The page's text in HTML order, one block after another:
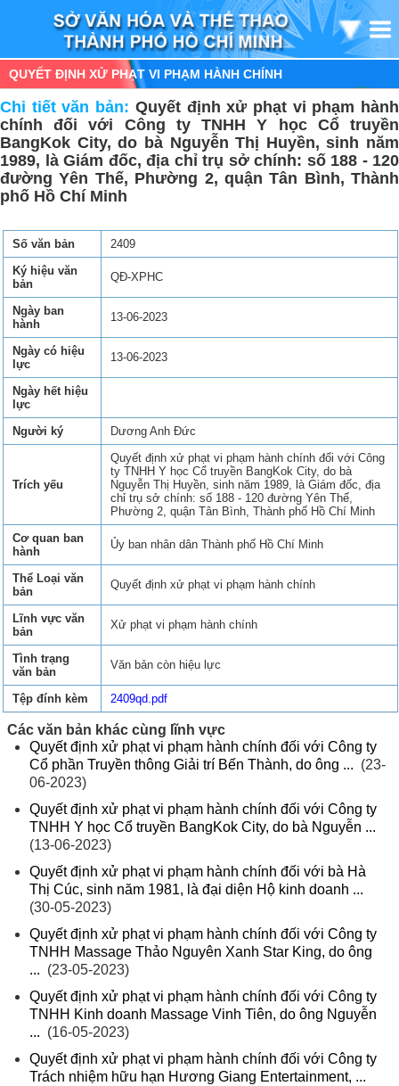
QUYẾT ĐỊNH XỬ PHẠT VI PHẠM HÀNH CHÍNH
Chi tiết văn bản: Quyết định xử phạt vi phạm hành
chính đối với Công ty TNHH Y học Cổ truyền
BangKok City, do bà Nguyễn Thị Huyền, sinh năm
1989, là Giám đốc, địa chỉ trụ sở chính: số 188 - 120
đường Yên Thế, Phường 2, quận Tân Bình, Thành
phố Hồ Chí Minh
Số văn bản
2409
Ký hiệu văn
bản
QĐ-XPHC
Ngày ban
hành
13-06-2023
Ngày có hiệu
lực
13-06-2023
Ngày hết hiệu
lực
Người ký
Dương Anh Đức
Trích yếu
Quyết định xử phạt vi phạm hành chính đối với Công
ty TNHH Y học Cổ truyền BangKok City, do bà
Nguyễn Thị Huyền, sinh năm 1989, là Giám đốc, địa
chỉ trụ sở chính: số 188 - 120 đường Yên Thế,
Phường 2, quận Tân Bình, Thành phố Hồ Chí Minh
Cơ quan ban
hành
Ủy ban nhân dân Thành phố Hồ Chí Minh
Thể Loại văn
bản
Quyết định xử phạt vi phạm hành chính
Lĩnh vực văn
bản
Xử phạt vi phạm hành chính
Tình trạng
văn bản
Văn bản còn hiệu lực
Tệp đính kèm 2409qd.pdf
Các văn bản khác cùng lĩnh vực
Quyết định xử phạt vi phạm hành chính đối với Công ty
Cổ phần Truyền thông Giải trí Bến Thành, do ông ... (23-
06-2023)
Quyết định xử phạt vi phạm hành chính đối với Công ty
TNHH Y học Cổ truyền BangKok City, do bà Nguyễn ...
(13-06-2023)
Quyết định xử phạt vi phạm hành chính đối với bà Hà
Thị Cúc, sinh năm 1981, là đại diện Hộ kinh doanh ...
(30-05-2023)
Quyết định xử phạt vi phạm hành chính đối với Công ty
TNHH Massage Thảo Nguyên Xanh Star King, do ông
... (23-05-2023)
Quyết định xử phạt vi phạm hành chính đối với Công ty
TNHH Kinh doanh Massage Vinh Tiên, do ông Nguyễn
... (16-05-2023)
Quyết định xử phạt vi phạm hành chính đối với Công ty
Trách nhiệm hữu hạn Hương Giang Entertainment, ...